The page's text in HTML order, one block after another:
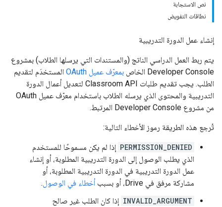
نص الاستجابة
نطاقات التفويض
إنشاء عمل الدورة التدريبية
يتم ربط العمل الدراسي الناتج (والمستندات التي يرسلها الطلاب) بمشروع
Developer Console الخاص
بمعرّف عميل OAuth
المستخدَم لتقديم
الطلب. يجب تقديم طلبات Classroom API لتعديل أعمال الدورة
التدريبية والمحتوى الذي يرسله الطلاب باستخدام معرّف عميل OAuth
من مشروع Developer Console المرتبط.
تُرجع هذه الطريقة رموز الأخطاء التالية:
PERMISSION_DENIED إذا لم يكن مسموحًا للمستخدم
الذي يطلب الوصول إلى الدورة التدريبية المطلوبة، أو إنشاء
عمل الدورة التدريبية في الدورة التدريبية المطلوبة، أو
مشاركة مرفق في Drive، أو بسبب
أخطاء في الوصول.
INVALID_ARGUMENT إذا كان الطلب غير صالح